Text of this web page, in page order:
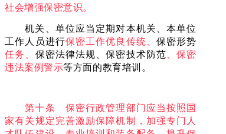
社会增强保密意识。
机关、单位应当定期对本机关、本单位
工作人员进行保密工作优良传统、 保密形势
任务、 保密法律法规、保密技术防范 、保密
违法案例警示等方面的教育培训。
第十条 保密行政管理部门应当按照国
家有关规定完善激励保障机制，加强专门人